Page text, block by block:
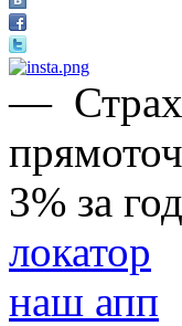
—
3% за
локатор
наш апп